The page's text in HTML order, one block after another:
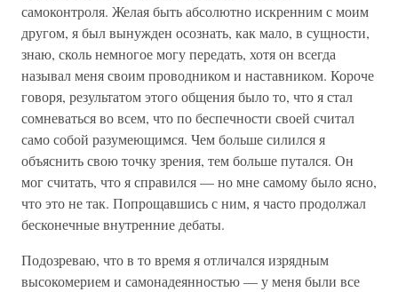
самоконтроля. Желая быть абсолютно искренним с моим
другом, я был вынужден осознать, как мало, в сущности,
знаю, сколь немногое могу передать, хотя он всегда
называл меня своим проводником и наставником. Короче
говоря, результатом этого общения было то, что я стал
сомневаться во всем, что по беспечности своей считал
само собой разумеющимся. Чем больше силился я
объяснить свою точку зрения, тем больше путался. Он
мог считать, что я справился — но мне самому было ясно,
что это не так. Попрощавшись с ним, я часто продолжал
бесконечные внутренние дебаты.
Подозреваю, что в то время я отличался изрядным
высокомерием и самонадеянностью — у меня были все